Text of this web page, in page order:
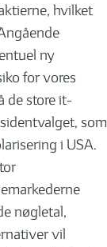
hvilket
ny
for vores
de store it-
som
i USA.
nøgletal,
vil